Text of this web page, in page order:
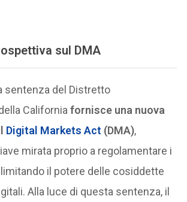
sul DMA
sentenza del Distretto
California fornisce una nuova
Digital Markets Act (DMA),
mirata proprio a regolamentare i
il potere delle cosiddette
Alla luce di questa sentenza, il